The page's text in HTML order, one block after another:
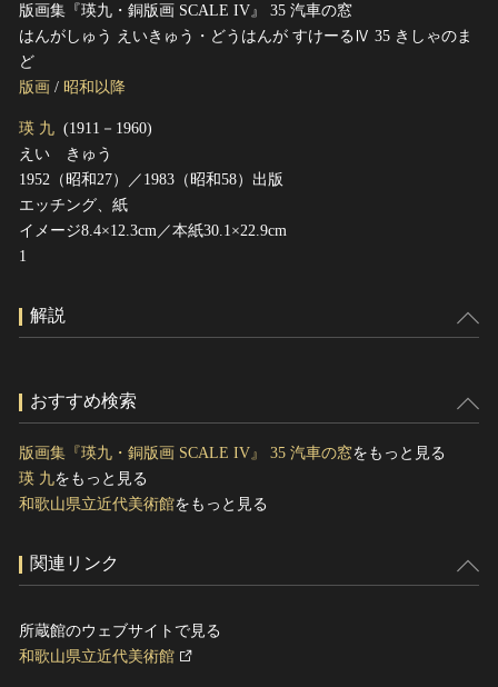
文化遺産データベース
国指定文化財等データベース
版画集『瑛九・銅版画 SCALE IV』 35 汽車の窓
はんがしゅう えいきゅう・どうはんが すけーるⅣ 35 きしゃのま
ど
版画 / 昭和以降
瑛 九 (1911－1960)
えい きゅう
1952（昭和27）／1983（昭和58）出版
エッチング、紙
イメージ8.4×12.3cm／本紙30.1×22.9cm
1
解説
おすすめ検索
版画集『瑛九・銅版画 SCALE IV』 35 汽車の窓をもっと見る
瑛 九をもっと見る
和歌山県立近代美術館をもっと見る
関連リンク
所蔵館のウェブサイトで見る
和歌山県立近代美術館